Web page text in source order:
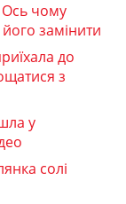
чому
замінити
до
з
у
солі